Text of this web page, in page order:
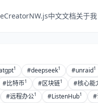
NW.js中文文档关于我
1 #deepseek1 #unraid1
#比特币1 #区块链1 #核心能
#远程办公1 #ListenHub1 #